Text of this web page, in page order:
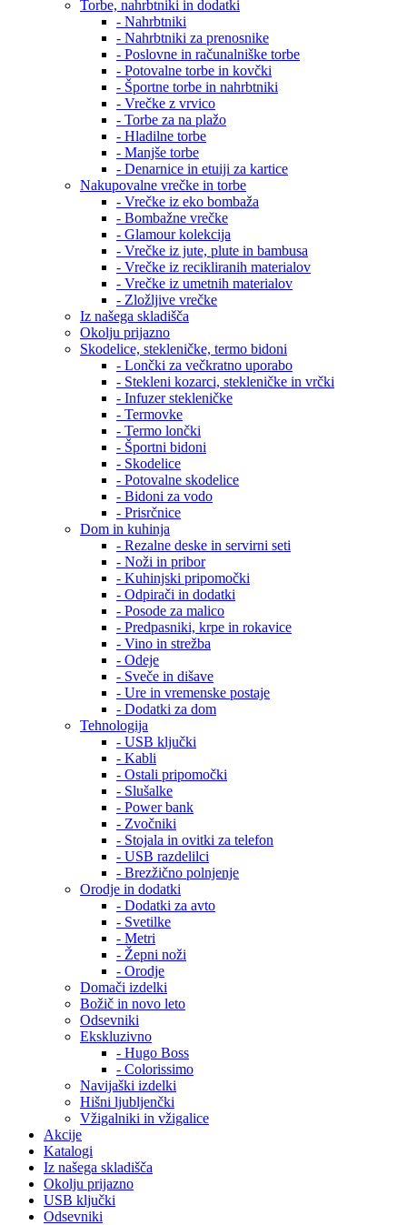
Torbe, nahrbtniki in dodatki
- Nahrbtniki
- Nahrbtniki za prenosnike
- Poslovne in računalniške torbe
- Potovalne torbe in kovčki
- Športne torbe in nahrbtniki
- Vrečke z vrvico
- Torbe za na plažo
- Hladilne torbe
- Manjše torbe
- Denarnice in etuiji za kartice
Nakupovalne vrečke in torbe
- Vrečke iz eko bombaža
- Bombažne vrečke
- Glamour kolekcija
- Vrečke iz jute, plute in bambusa
- Vrečke iz recikliranih materialov
- Vrečke iz umetnih materialov
- Zložljive vrečke
Iz našega skladišča
Okolju prijazno
Skodelice, stekleničke, termo bidoni
- Lončki za večkratno uporabo
- Stekleni kozarci, stekleničke in vrčki
- Infuzer stekleničke
- Termovke
- Termo lončki
- Športni bidoni
- Skodelice
- Potovalne skodelice
- Bidoni za vodo
- Prisrčnice
Dom in kuhinja
- Rezalne deske in servirni seti
- Noži in pribor
- Kuhinjski pripomočki
- Odpirači in dodatki
- Posode za malico
- Predpasniki, krpe in rokavice
- Vino in strežba
- Odeje
- Sveče in dišave
- Ure in vremenske postaje
- Dodatki za dom
Tehnologija
- USB ključki
- Kabli
- Ostali pripomočki
- Slušalke
- Power bank
- Zvočniki
- Stojala in ovitki za telefon
- USB razdelilci
- Brezžično polnjenje
Orodje in dodatki
- Dodatki za avto
- Svetilke
- Metri
- Žepni noži
- Orodje
Domači izdelki
Božič in novo leto
Odsevniki
Ekskluzivno
- Hugo Boss
- Colorissimo
Navijaški izdelki
Hišni ljubljenčki
Vžigalniki in vžigalice
Akcije
Katalogi
Iz našega skladišča
Okolju prijazno
USB ključki
Odsevniki